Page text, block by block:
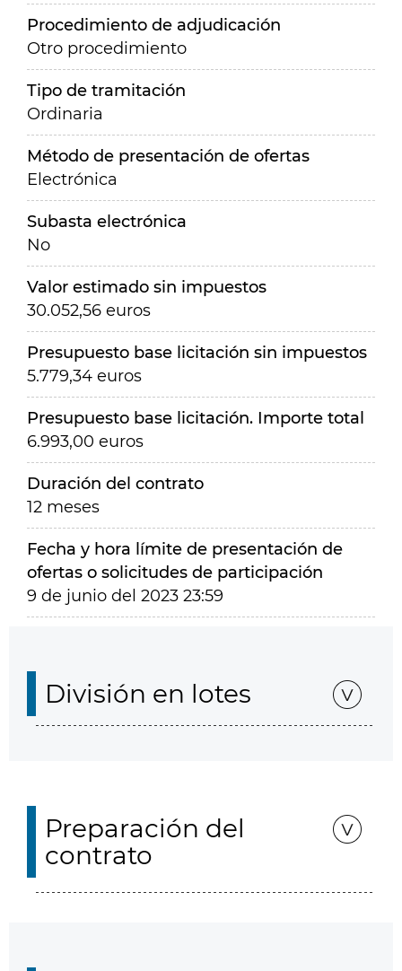
Procedimiento de adjudicación
Otro procedimiento
Tipo de tramitación
Ordinaria
Método de presentación de ofertas
Electrónica
Subasta electrónica
No
Valor estimado sin impuestos
30.052,56 euros
Presupuesto base licitación sin impuestos
5.779,34 euros
Presupuesto base licitación. Importe total
6.993,00 euros
Duración del contrato
12 meses
Fecha y hora límite de presentación de
ofertas o solicitudes de participación
9 de junio del 2023 23:59
División en lotes
Preparación del
contrato